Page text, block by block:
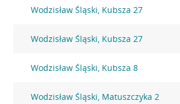
Wodzisław Śląski, Kubsza 27
Wodzisław Śląski, Kubsza 27
Wodzisław Śląski, Kubsza 8
Wodzisław Śląski, Matuszczyka 2